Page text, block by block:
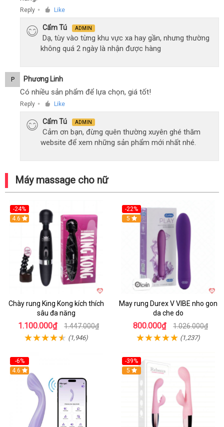
Reply ● Like
Cẩm Tú ADMIN
Dạ, tùy vào từng khu vực xa hay gần, nhưng thường
không quá 2 ngày là nhận được hàng
P Phương Linh
Có nhiều sản phẩm để lựa chọn, giá tốt!
Reply ● Like
Cẩm Tú ADMIN
Cảm ơn bạn, đừng quên thường xuyên ghé thăm
website để xem những sản phẩm mới nhất nhé.
Máy massage cho nữ
-24%
4.6
Chày rung King Kong kích thích
sâu đa năng
1.100.000₫ 1.447.000₫
(1,946)
-22%
Hot
5
May rung Durex V VIBE nho gon
da che do
800.000₫ 1.026.000₫
(1,237)
-6%
4.6
-39%
Hot
5